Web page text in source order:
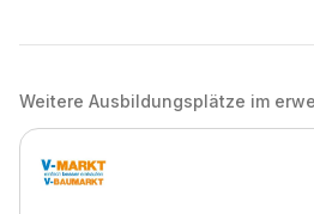
Weitere Ausbildungsplätze im